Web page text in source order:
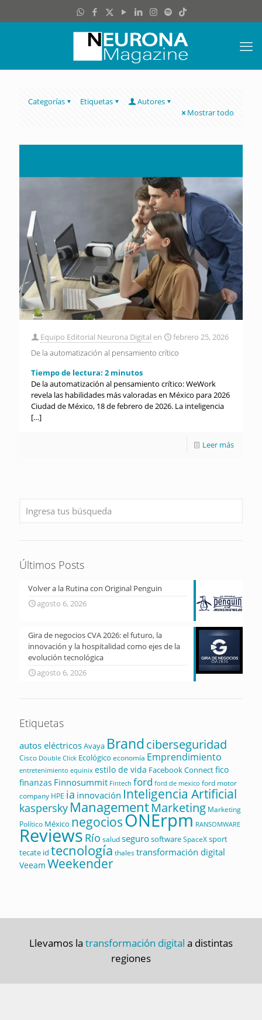
Categorías Etiquetas
Autores
Mostrar todo
Equipo Editorial Neurona Digital en
febrero 25, 2026
De la automatización al pensamiento crítico
Tiempo de lectura: 2 minutos
De la automatización al pensamiento crítico: WeWork
revela las habilidades más valoradas en México para 2026
Ciudad de México, 18 de febrero de 2026. La inteligencia
[…]
Leer más
Últimos Posts
Volver a la Rutina con Original Penguin
agosto 6, 2026
Gira de negocios CVA 2026: el futuro, la
innovación y la hospitalidad como ejes de la
evolución tecnológica
agosto 6, 2026
Etiquetas
autos eléctricosAvaya Brandciberseguridad
Cisco Double Click Ecológico economía Emprendimiento
entretenimiento equinix estilo de vida Facebook Connectfico
finanzas Finnosummit Fintech ford ford de mexico ford motor
company HPE ia innovación Inteligencia Artificial
kaspersky ManagementMarketing Marketing
Político México negociosONErpm RANSOMWARE
Reviews Río saludsegurosoftwareSpaceXsport
tecate id tecnología thalestransformación digital
Veeam Weekender
Llevamos la transformación digital a distintas
regiones